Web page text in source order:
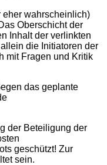
eher wahrscheinlich)
Oberschicht der
Inhalt der verlinkten
die Initiatoren der
mit Fragen und Kritik
das geplante
der Beteiligung der
geschützt! Zur
sein.